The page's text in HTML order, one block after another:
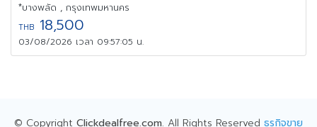
*บางพลัด , กรุงเทพมหานคร
THB 18,500
03/08/2026 เวลา 09:57:05 น.
© Copyright Clickdealfree.com. All Rights Reserved ธุรกิจขาย